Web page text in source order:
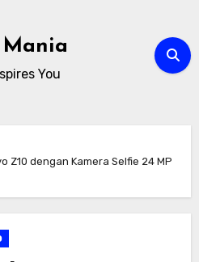
You
Z10 dengan Kamera Selfie 24 MP